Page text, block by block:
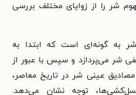
شر را از زوایای مختلف بررسی
به گونه‌ای است که ابتدا به
شر می‌پردازد و سپس با عبور از
عینی شر در تاریخ معاصر،
توجه نشان می‌دهد.